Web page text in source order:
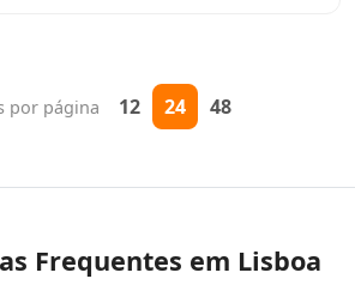
por página 12 24 48
Frequentes em Lisboa